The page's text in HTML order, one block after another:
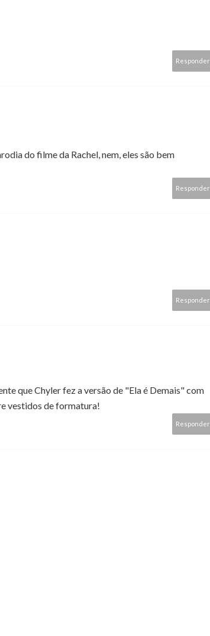
Responder
do filme da Rachel, nem, eles são bem
Responder
Responder
que Chyler fez a versão de "Ela é Demais" com
vestidos de formatura!
Responder